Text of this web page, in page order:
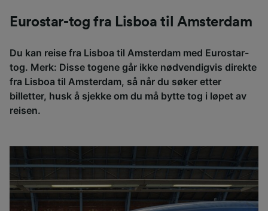
Eurostar-tog fra Lisboa til Amsterdam
Du kan reise fra Lisboa til Amsterdam med Eurostar-
tog. Merk: Disse togene går ikke nødvendigvis direkte
fra Lisboa til Amsterdam, så når du søker etter
billetter, husk å sjekke om du må bytte tog i løpet av
reisen.